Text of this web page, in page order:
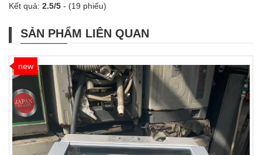
Kết quả: 2.5/5 - (19 phiếu)
SẢN PHẨM LIÊN QUAN
new